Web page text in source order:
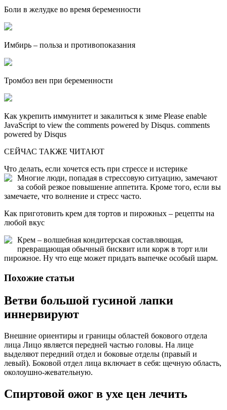
Боли в желудке во время беременности
Имбирь – польза и противопоказания
Тромбоз вен при беременности
Как укрепить иммунитет и закалиться к зиме Please enable
JavaScript to view the comments powered by Disqus. comments
powered by Disqus
СЕЙЧАС ТАКЖЕ ЧИТАЮТ
Что делать, если хочется есть при стрессе и истерике
Многие люди, попадая в стрессовую ситуацию, замечают
за собой резкое повышение аппетита. Кроме того, если вы
замечаете, что волнение и стресс часто.
Как приготовить крем для тортов и пирожных – рецепты на
любой вкус
Крем – волшебная кондитерская составляющая,
превращающая обычный бисквит или корж в торт или
пирожное. Ну что еще может придать выпечке особый шарм.
Похожие статьи
Ветви большой гусиной лапки
иннервируют
Внешние ориентиры и границы областей бокового отдела
лица Лицо является передней частью головы. На лице
выделяют передний отдел и боковые отделы (правый и
левый). Боковой отдел лица включает в себя: щечную область,
околоушно-жевательную.
Спиртовой ожог в ухе цен лечить